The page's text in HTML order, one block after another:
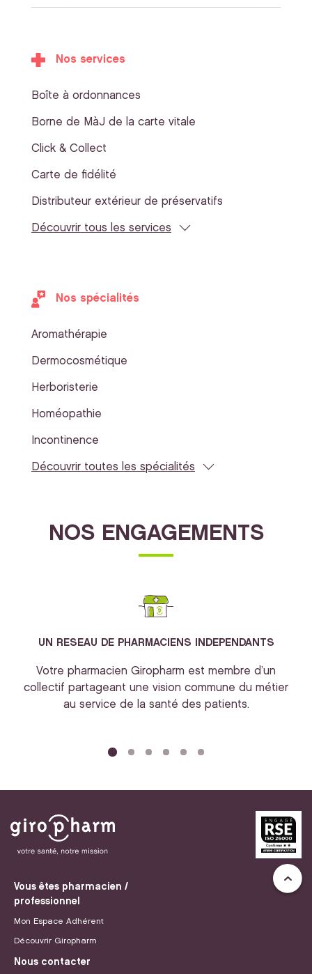
Nos services
Boîte à ordonnances
Borne de MàJ de la carte vitale
Click & Collect
Carte de fidélité
Distributeur extérieur de préservatifs
Découvrir tous les services
Nos spécialités
Aromathérapie
Dermocosmétique
Herboristerie
Homéopathie
Incontinence
Découvrir toutes les spécialités
NOS ENGAGEMENTS
UN RESEAU DE PHARMACIENS INDEPENDANTS
Votre pharmacien Giropharm est membre d’un
collectif partageant une vision commune du métier
au service de la santé des patients.
Vous êtes pharmacien /
professionnel
Mon Espace Adhérent
Découvrir Giropharm
Nous contacter